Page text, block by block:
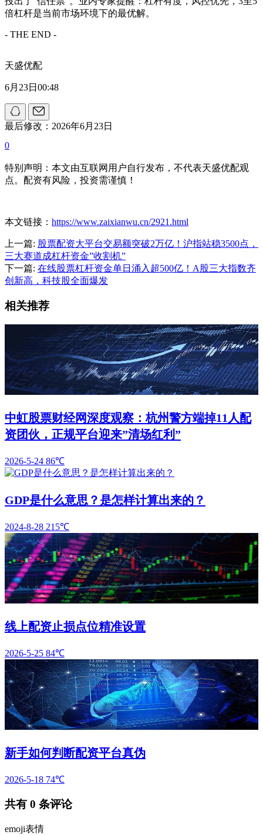
倍杠杆是当前市场环境下的最优解。
- THE END -
天盛优配
6月23日00:48
最后修改：2026年6月23日
0
特别声明：本文由互联网用户自行发布，不代表天盛优配观
点。配资有风险，投资需谨慎！
本文链接： https://www.zaixianwu.cn/2921.html
上一篇: 股票配资大平台交易额突破2万亿！沪指站稳3500点，
三大赛道成杠杆资金”收割机”
下一篇: 在线股票杠杆资金单日涌入超500亿！A股三大指数齐
创新高，科技股全面爆发
相关推荐
中虹股票财经网深度观察：杭州警方端掉11人配
资团伙，正规平台迎来”清场红利”
2026-5-24 86℃
GDP是什么意思？是怎样计算出来的？
2024-8-28 215℃
线上配资止损点位精准设置
2026-5-25 84℃
新手如何判断配资平台真伪
2026-5-18 74℃
共有 0 条评论
emoji表情